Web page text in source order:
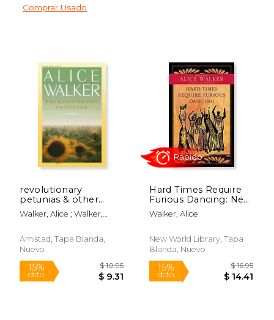
15%
dcto.
Comprar Usado
22%
dcto.
revolutionary
petunias & other
poems (en Inglés)
Walker, Alice ; Walker,
Amistad, Tapa Blanda,
Nuevo
Hard Times Require
Furious Dancing: New
Poems (en Inglés)
Walker, Alice
New World Library, Tapa
Blanda, Nuevo